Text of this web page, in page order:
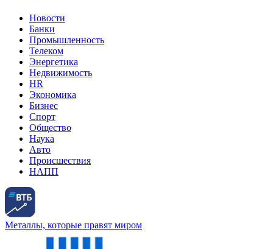
Новости
Банки
Промышленность
Телеком
Энергетика
Недвижимость
HR
Экономика
Бизнес
Спорт
Общество
Наука
Авто
Происшествия
НАПП
Металлы, которые правят миром